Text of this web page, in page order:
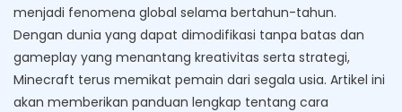
menjadi fenomena global selama bertahun-tahun.
Dengan dunia yang dapat dimodifikasi tanpa batas dan
gameplay yang menantang kreativitas serta strategi,
Minecraft terus memikat pemain dari segala usia. Artikel ini
akan memberikan panduan lengkap tentang cara